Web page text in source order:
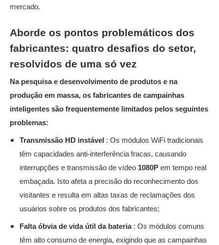
mercado.
Aborde os pontos problemáticos dos
fabricantes: quatro desafios do setor,
resolvidos de uma só vez
Na pesquisa e desenvolvimento de produtos e na
produção em massa, os fabricantes de campainhas
inteligentes são frequentemente limitados pelos seguintes
problemas:
Transmissão HD instável : Os módulos WiFi tradicionais
têm capacidades anti-interferência fracas, causando
interrupções e transmissão de vídeo 1080P em tempo real
embaçada. Isto afeta a precisão do reconhecimento dos
visitantes e resulta em altas taxas de reclamações dos
usuários sobre os produtos dos fabricantes;
Falta óbvia de vida útil da bateria : Os módulos comuns
têm alto consumo de energia, exigindo que as campainhas